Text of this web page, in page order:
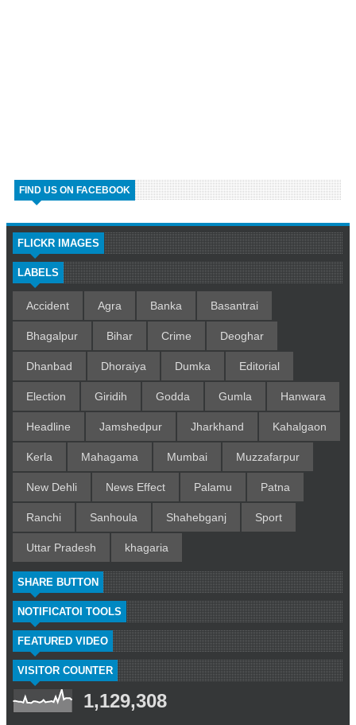
FIND US ON FACEBOOK
FLICKR IMAGES
LABELS
Accident Agra Banka Basantrai
Bhagalpur Bihar Crime Deoghar
Dhanbad Dhoraiya Dumka Editorial
Election Giridih Godda Gumla Hanwara
Headline Jamshedpur Jharkhand Kahalgaon
Kerla Mahagama Mumbai Muzzafarpur
New Dehli News Effect Palamu Patna
Ranchi Sanhoula Shahebganj Sport
Uttar Pradesh khagaria
SHARE BUTTON
NOTIFICATOI TOOLS
FEATURED VIDEO
VISITOR COUNTER
1,129,308